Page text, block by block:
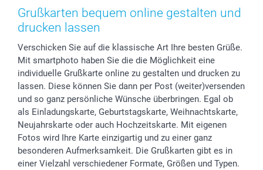
Zubehör & Material
Foto-Kalender & Agenden
Geschenk-Gutscheine (PDF)
AGB
Impressum
Partnerprogramme
Investor Relations
B2B smartbusiness
Widerrufsrecht
Muttertag
Vatertag
Hochzeit
Geburtstag
Geburt
Zu allen Anlässen
Anmelden /Registrieren
Preise und Versandkosten
72h Lieferung
Zahlungsmöglichkeiten
Sitemap
Status der Bestellung
smartfriends
smartgarantie
smartbonus
Grußkarten bequem online gestalten und
drucken lassen
Verschicken Sie auf die klassische Art Ihre besten Grüße.
Mit smartphoto haben Sie die die Möglichkeit eine
individuelle Grußkarte online zu gestalten und drucken zu
lassen. Diese können Sie dann per Post (weiter)versenden
und so ganz persönliche Wünsche überbringen. Egal ob
als Einladungskarte, Geburtstagskarte, Weihnachtskarte,
Neujahrskarte oder auch Hochzeitskarte. Mit eigenen
Fotos wird Ihre Karte einzigartig und zu einer ganz
besonderen Aufmerksamkeit. Die Grußkarten gibt es in
einer Vielzahl verschiedener Formate, Größen und Typen.